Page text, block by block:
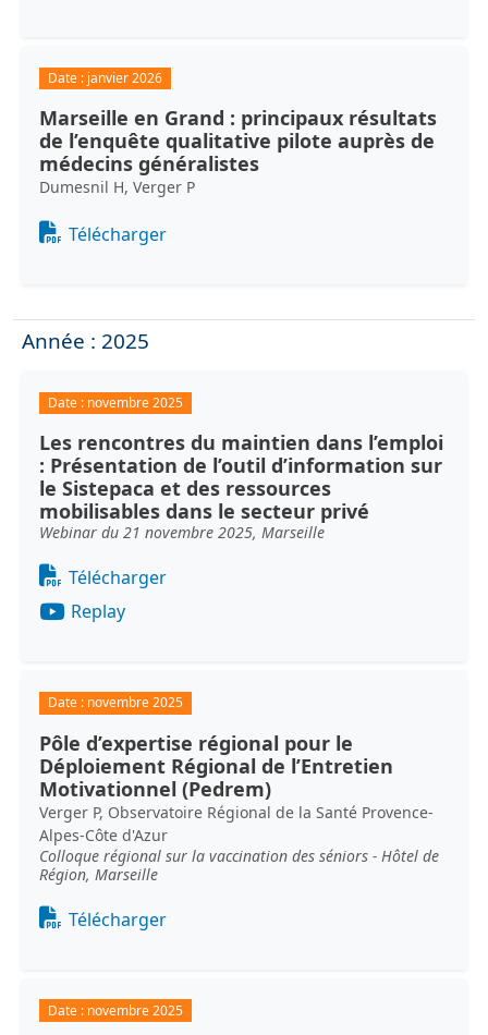
Date : janvier 2026
Marseille en Grand : principaux résultats
de l’enquête qualitative pilote auprès de
médecins généralistes
Dumesnil H, Verger P
Document
Télécharger
Année : 2025
Date : novembre 2025
Les rencontres du maintien dans l’emploi
: Présentation de l’outil d’information sur
le Sistepaca et des ressources
mobilisables dans le secteur privé
Webinar du 21 novembre 2025, Marseille
Document
Télécharger
Replay
Date : novembre 2025
Pôle d’expertise régional pour le
Déploiement Régional de l’Entretien
Motivationnel (Pedrem)
Verger P, Observatoire Régional de la Santé Provence-
Alpes-Côte d'Azur
Colloque régional sur la vaccination des séniors - Hôtel de
Région, Marseille
Document
Télécharger
Date : novembre 2025